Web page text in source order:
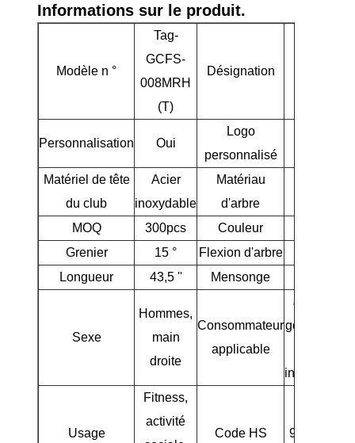
Informations sur le produit.
Modèle n °
Tag-
GCFS-
008MRH
(T)
Désignation
Personnalisation Oui
Logo
personnalisé
Matériel de tête
du club
Acier
inoxydable
Matériau
d'arbre
MOQ 300pcs Couleur
Grenier
15 ° Flexion d'arbre
Longueur
43,5 '' Mensonge
Sexe
Hommes,
main
droite
Consommateur
applicable
Joueurs
golf
Usage
Fitness,
activité
Code HS